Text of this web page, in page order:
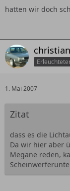
hatten wir doch
christian
1. Mai 2007
Zitat
dass es die
Da wir hier aber
Megane reden,